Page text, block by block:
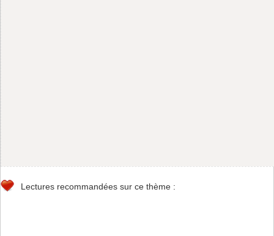
Lectures recommandées sur ce thème :